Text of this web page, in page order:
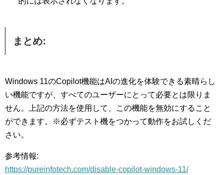
まとめ:
Windows 11のCopilot機能はAIの進化を体験できる素晴らし
い機能ですが、すべてのユーザーにとって必要とは限りま
せん。上記の方法を使用して、この機能を無効にすること
ができます。※必ずテスト機をつかって動作をお試しくだ
さい。
参考情報:
https://pureinfotech.com/disable-copilot-windows-11/